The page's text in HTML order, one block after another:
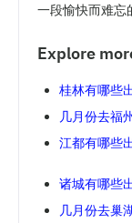
一段愉快而难忘
Explore
桂林有哪些
几月份去福
江都有哪些
诸城有哪些
几月份去巢